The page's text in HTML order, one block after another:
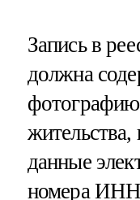
Запись в
должна
данные
номера